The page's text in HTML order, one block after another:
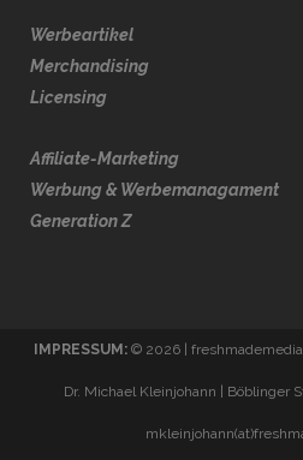
Werbeartikel
Merchandising
Licensing
Affiliate-Marketing
Werbung & Werbemanagament
Generation Z
IMPRESSUM: © 2026 |
Dr. Michael Kleinjohann | Böblinger